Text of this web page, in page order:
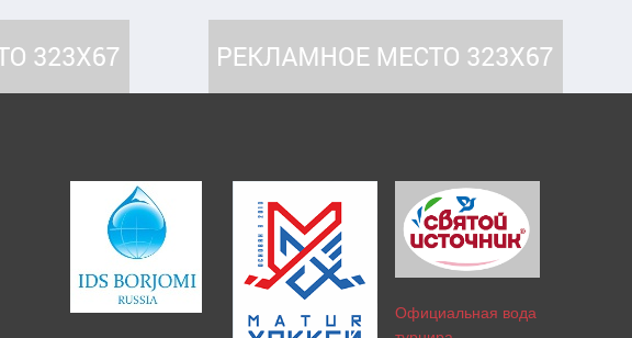
Официальная вода